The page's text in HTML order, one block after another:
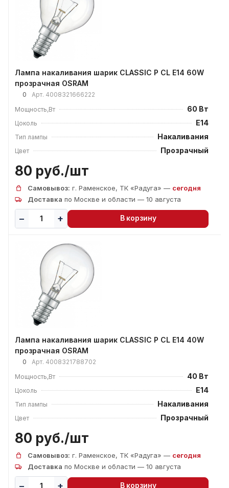
Лампа накаливания шарик CLASSIC P CL E14 60W
прозрачная OSRAM
0 Арт. 4008321666222
Мощность,Вт
60 Вт
Цоколь E14
Тип лампы Накаливания
Цвет Прозрачный
80 руб./шт
Самовывоз: г. Раменское, ТК «Радуга» — сегодня
Доставка по Москве и области — 10 августа
В корзину
Лампа накаливания шарик CLASSIC P CL E14 40W
прозрачная OSRAM
0 Арт. 4008321788702
Мощность,Вт
40 Вт
Цоколь E14
Тип лампы Накаливания
Цвет Прозрачный
80 руб./шт
Самовывоз: г. Раменское, ТК «Радуга» — сегодня
Доставка по Москве и области — 10 августа
В корзину